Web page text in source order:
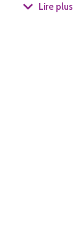
Lire plus